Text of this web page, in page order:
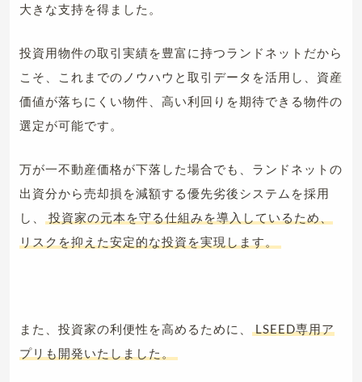
大きな支持を得ました。
投資用物件の取引実績を豊富に持つランドネットだから
こそ、これまでのノウハウと取引データを活用し、資産
価値が落ちにくい物件、高い利回りを期待できる物件の
選定が可能です。
万が一不動産価格が下落した場合でも、ランドネットの
出資分から売却損を減額する優先劣後システムを採用
し、
投資家の元本を守る仕組みを導入しているため、
リスクを抑えた安定的な投資を実現します。
また、投資家の利便性を高めるために、
LSEED専用ア
プリも開発いたしました。